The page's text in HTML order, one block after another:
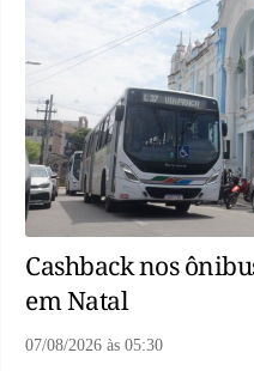
Cashback nos
em Natal
07/08/2026 às 05:30